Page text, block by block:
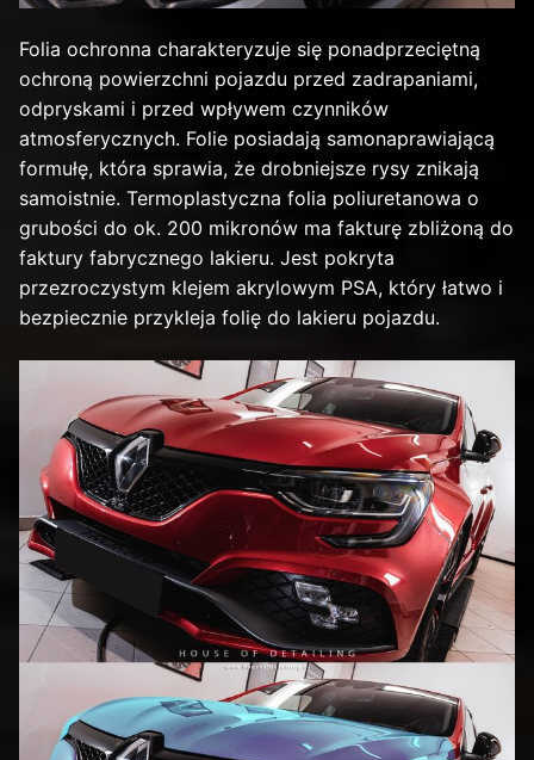
Folia ochronna charakteryzuje się ponadprzeciętną
ochroną powierzchni pojazdu przed zadrapaniami,
odpryskami i przed wpływem czynników
atmosferycznych. Folie posiadają samonaprawiającą
formułę, która sprawia, że drobniejsze rysy znikają
samoistnie. Termoplastyczna folia poliuretanowa o
grubości do ok. 200 mikronów ma fakturę zbliżoną do
faktury fabrycznego lakieru. Jest pokryta
przezroczystym klejem akrylowym PSA, który łatwo i
bezpiecznie przykleja folię do lakieru pojazdu.